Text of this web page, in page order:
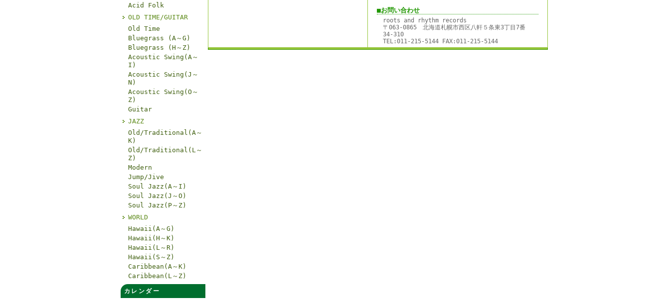
Acid Folk
OLD TIME/GUITAR
Old Time
Bluegrass (A～G)
Bluegrass (H～Z)
Acoustic Swing(A～
I)
Acoustic Swing(J～
N)
Acoustic Swing(O～
Z)
Guitar
JAZZ
Old/Traditional(A～
K)
Old/Traditional(L～
Z)
Modern
Jump/Jive
Soul Jazz(A～I)
Soul Jazz(J～O)
Soul Jazz(P～Z)
WORLD
Hawaii(A～G)
Hawaii(H～K)
Hawaii(L～R)
Hawaii(S～Z)
Caribbean(A～K)
Caribbean(L～Z)
カレンダー
■お問い合わせ
roots and rhythm records
〒063-0865 北海道札幌市西区八軒５条東3丁目7番
34-310
TEL:011-215-5144 FAX:011-215-5144